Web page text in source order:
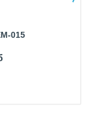
015